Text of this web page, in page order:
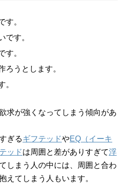
す。
です。
す。
ろうとします。
。
求が強くなってしまう傾向があ
ぎるギフテッドやEQ（イーキ
ッドは周囲と差がありすぎて浮
しまう人の中には、周囲と合わ
えてしまう人もいます。